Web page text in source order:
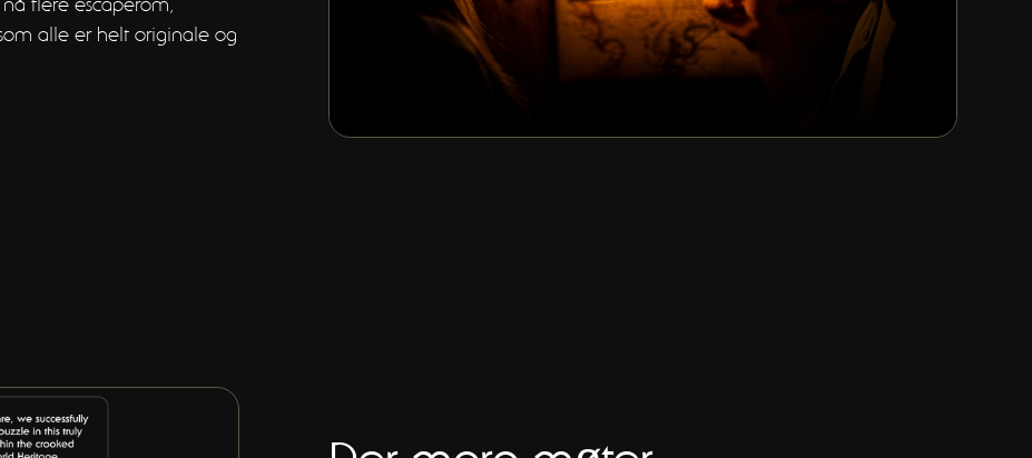
alle er helt originale og